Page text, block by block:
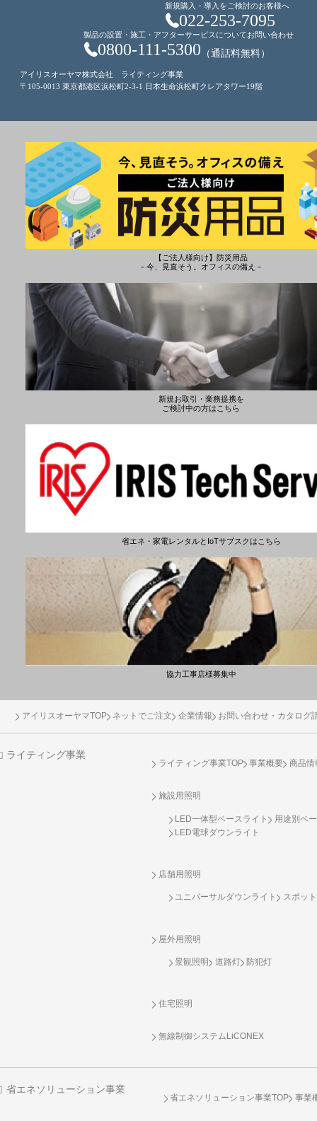
新規購入・導入をご検討のお客様へ
022-253-7095
製品の設置・施工・アフターサービスについてお問い合わせ
0800-111-5300 （通話料無料）
アイリスオーヤマ株式会社 ライティング事業
〒105-0013 東京都港区浜松町2-3-1 日本生命浜松町クレアタワー19階
【ご法人様向け】防災用品
－今、見直そう。オフィスの備え－
新規お取引・業務提携を
ご検討中の方はこちら
省エネ・家電レンタルとIoTサブスクはこちら
協力工事店様募集中
アイリスオーヤマTOP ネットでご注文 企業情報 お問い合わせ・カタログ
ライティング事業
ライティング事業TOP 事業概要 商品情
施設用照明
LED一体型ベースライト
用途別ベ
LED電球ダウンライト
店舗用照明
ユニバーサルダウンライト スポッ
屋外用照明
景観照明 道路灯 防犯灯
住宅照明
無線制御システム LiCONEX
省エネソリューション事業
省エネソリューション事業TOP 事業